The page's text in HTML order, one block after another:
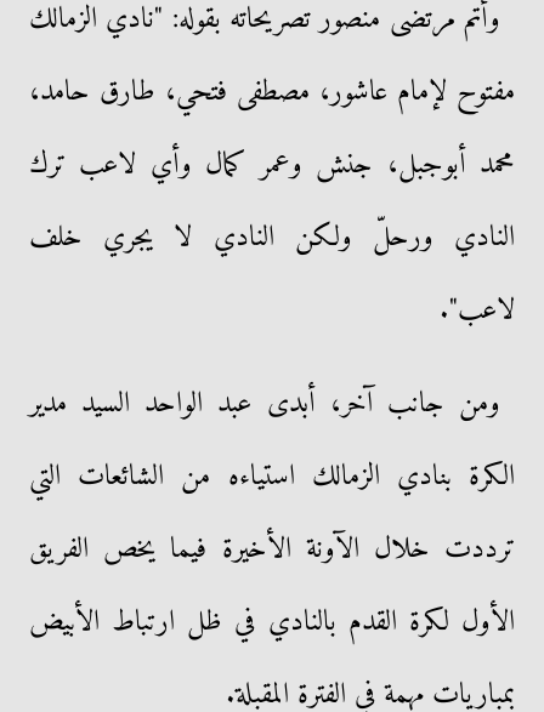
وأتم مرتضى منصور تصريحاته بقوله: "نادي الزمالك
مفتوح لإمام عاشور، مصطفى فتحي، طارق حامد،
محمد أبوجبل، جنش وعمر كمال وأي لاعب ترك
النادي ورحلّ ولكن النادي لا يجري خلف
لاعب".
ومن جانب آخر، أبدى عبد الواحد السيد مدير
الكرة بنادي الزمالك استياءه من الشائعات التي
ترددت خلال الآونة الأخيرة فيما يخص الفريق
الأول لكرة القدم بالنادي في ظل ارتباط الأبيض
بمباريات مهمة في الفترة المقبلة.